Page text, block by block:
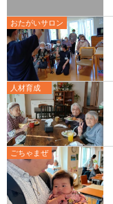
おたがいサロン
人材育成
ごちゃまぜ